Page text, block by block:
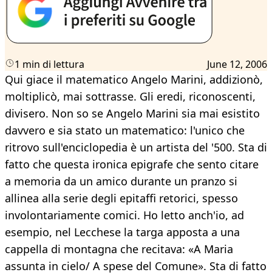
1 min di lettura June 12, 2006
Qui giace il matematico Angelo Marini, addizionò,
moltiplicò, mai sottrasse. Gli eredi, riconoscenti,
divisero. Non so se Angelo Marini sia mai esistito
davvero e sia stato un matematico: l'unico che
ritrovo sull'enciclopedia è un artista del '500. Sta di
fatto che questa ironica epigrafe che sento citare
a memoria da un amico durante un pranzo si
allinea alla serie degli epitaffi retorici, spesso
involontariamente comici. Ho letto anch'io, ad
esempio, nel Lecchese la targa apposta a una
cappella di montagna che recitava: «A Maria
assunta in cielo/ A spese del Comune». Sta di fatto